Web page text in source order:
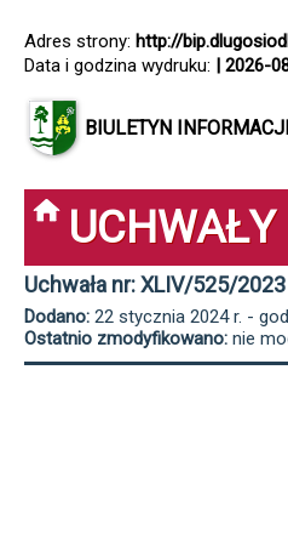
Adres strony: http://
Data i godzina wydruku: | 2026-
BIULETYN
Uchwała nr: XLIV/525/
Dodano: 22 stycznia 2024 r. -
Ostatnio zmodyfikowano: nie